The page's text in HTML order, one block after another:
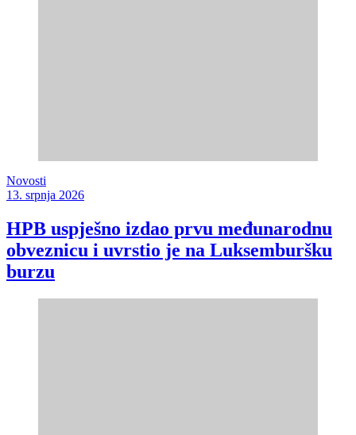
Novosti
13. srpnja 2026
HPB uspješno izdao prvu međunarodnu
obveznicu i uvrstio je na Luksemburšku
burzu